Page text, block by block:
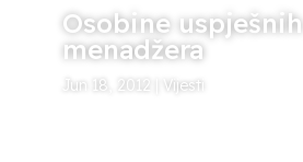
Osobine uspješnih
menadžera
Jun 18, 2012 Vijesti